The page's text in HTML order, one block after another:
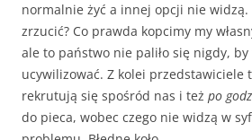
normalnie żyć a innej opcji nie
zrzucić? Co prawda kopcimy my
ale to państwo nie paliło się nigdy,
ucywilizować. Z kolei przedstawiciele
rekrutują się spośród nas i też po
do pieca, wobec czego nie widzą w